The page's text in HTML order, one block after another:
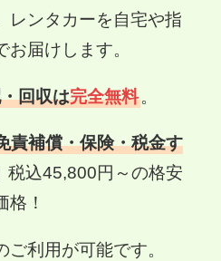
レンタカーを自宅や指
お届けします。
回収は完全無料。
責補償・保険・税金す
税込45,800円～の格安
格！
利用が可能です。